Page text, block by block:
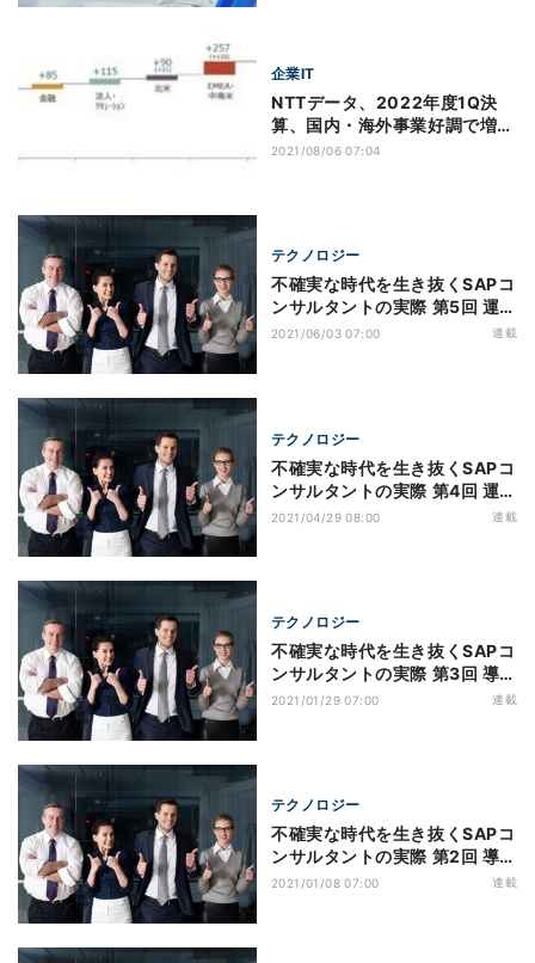
企業IT
NTTデータ、2022年度1Q決
算、国内・海外事業好調で増収
増益
2021/08/06 07:04
テクノロジー
不確実な時代を生き抜くSAPコ
ンサルタントの実際 第5回 運用
コンサルタントのリアル(2)
2021/06/03 07:00 連載
テクノロジー
不確実な時代を生き抜くSAPコ
ンサルタントの実際 第4回 運用
コンサルタントのリアル(1)
2021/04/29 08:00 連載
テクノロジー
不確実な時代を生き抜くSAPコ
ンサルタントの実際 第3回 導入
コンサルタントのリアル(2)
2021/01/29 07:00 連載
テクノロジー
不確実な時代を生き抜くSAPコ
ンサルタントの実際 第2回 導入
コンサルタントのリアル(1)
2021/01/08 07:00 連載